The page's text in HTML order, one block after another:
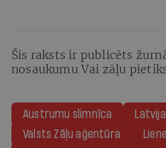
Šis raksts ir publicēts
nosaukumu Vai zāļu
Austrumu slimnīca
Valsts Zāļu aģentūra